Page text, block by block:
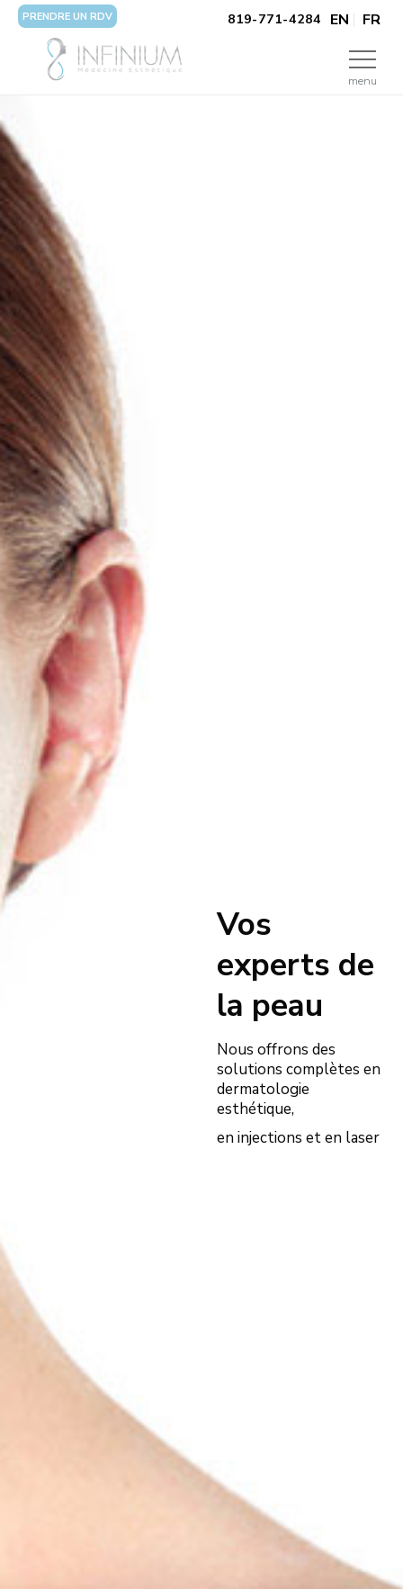
EN FR
819-771-4284
PRENDRE UN RDV
Vos
experts de
la peau
Nous offrons des
solutions complètes en
dermatologie
esthétique,
en injections et en laser
menu